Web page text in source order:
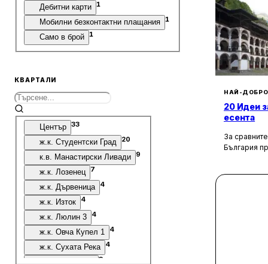
Дебитни карти 1
Мобилни безконтактни плащания 1
Само в брой 1
КВАРТАЛИ
Център 33
ж.к. Студентски Град 20
к.в. Манастирски Ливади 9
ж.к. Лозенец 7
ж.к. Дървеница 4
ж.к. Изток 4
ж.к. Люлин 3 4
ж.к. Овча Купел 1 4
ж.к. Сухата Река 4
ж.к. Гео Милев 3
НАЙ-
20 Идеи
есента
За
България
км, ще
особено
планините